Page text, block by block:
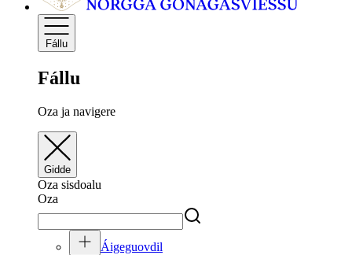
Fállu
Fállu
Oza ja navigere
Gidde
Oza sisdoalu
Oza
Áigeguovdil